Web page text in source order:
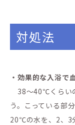
対処法
・効果的な入浴で
38～40℃くらい
う。こっている部
20℃の水を、2、3